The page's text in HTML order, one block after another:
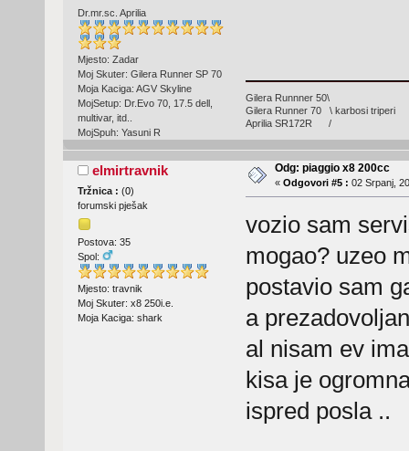
Dr.mr.sc. Aprilia
Mjesto: Zadar
Moj Skuter: Gilera Runner SP 70
Moja Kaciga: AGV Skyline
MojSetup: Dr.Evo 70, 17.5 dell,
multivar, itd..
MojSpuh: Yasuni R
Gilera Runnner 50\
Gilera Runner 70 \ karbosi triperi
Aprilia SR172R /
elmirtravnik
Tržnica : (0)
forumski pješak
Postova: 35
Spol:
Mjesto: travnik
Moj Skuter: x8 250i.e.
Moja Kaciga: shark
Odg: piaggio x8 200cc
« Odgovori #5 : 02 Srpanj,
vozio sam
mogao? uzeo
postavio sam
a
al nisam ev
kisa je
ispred posla ..